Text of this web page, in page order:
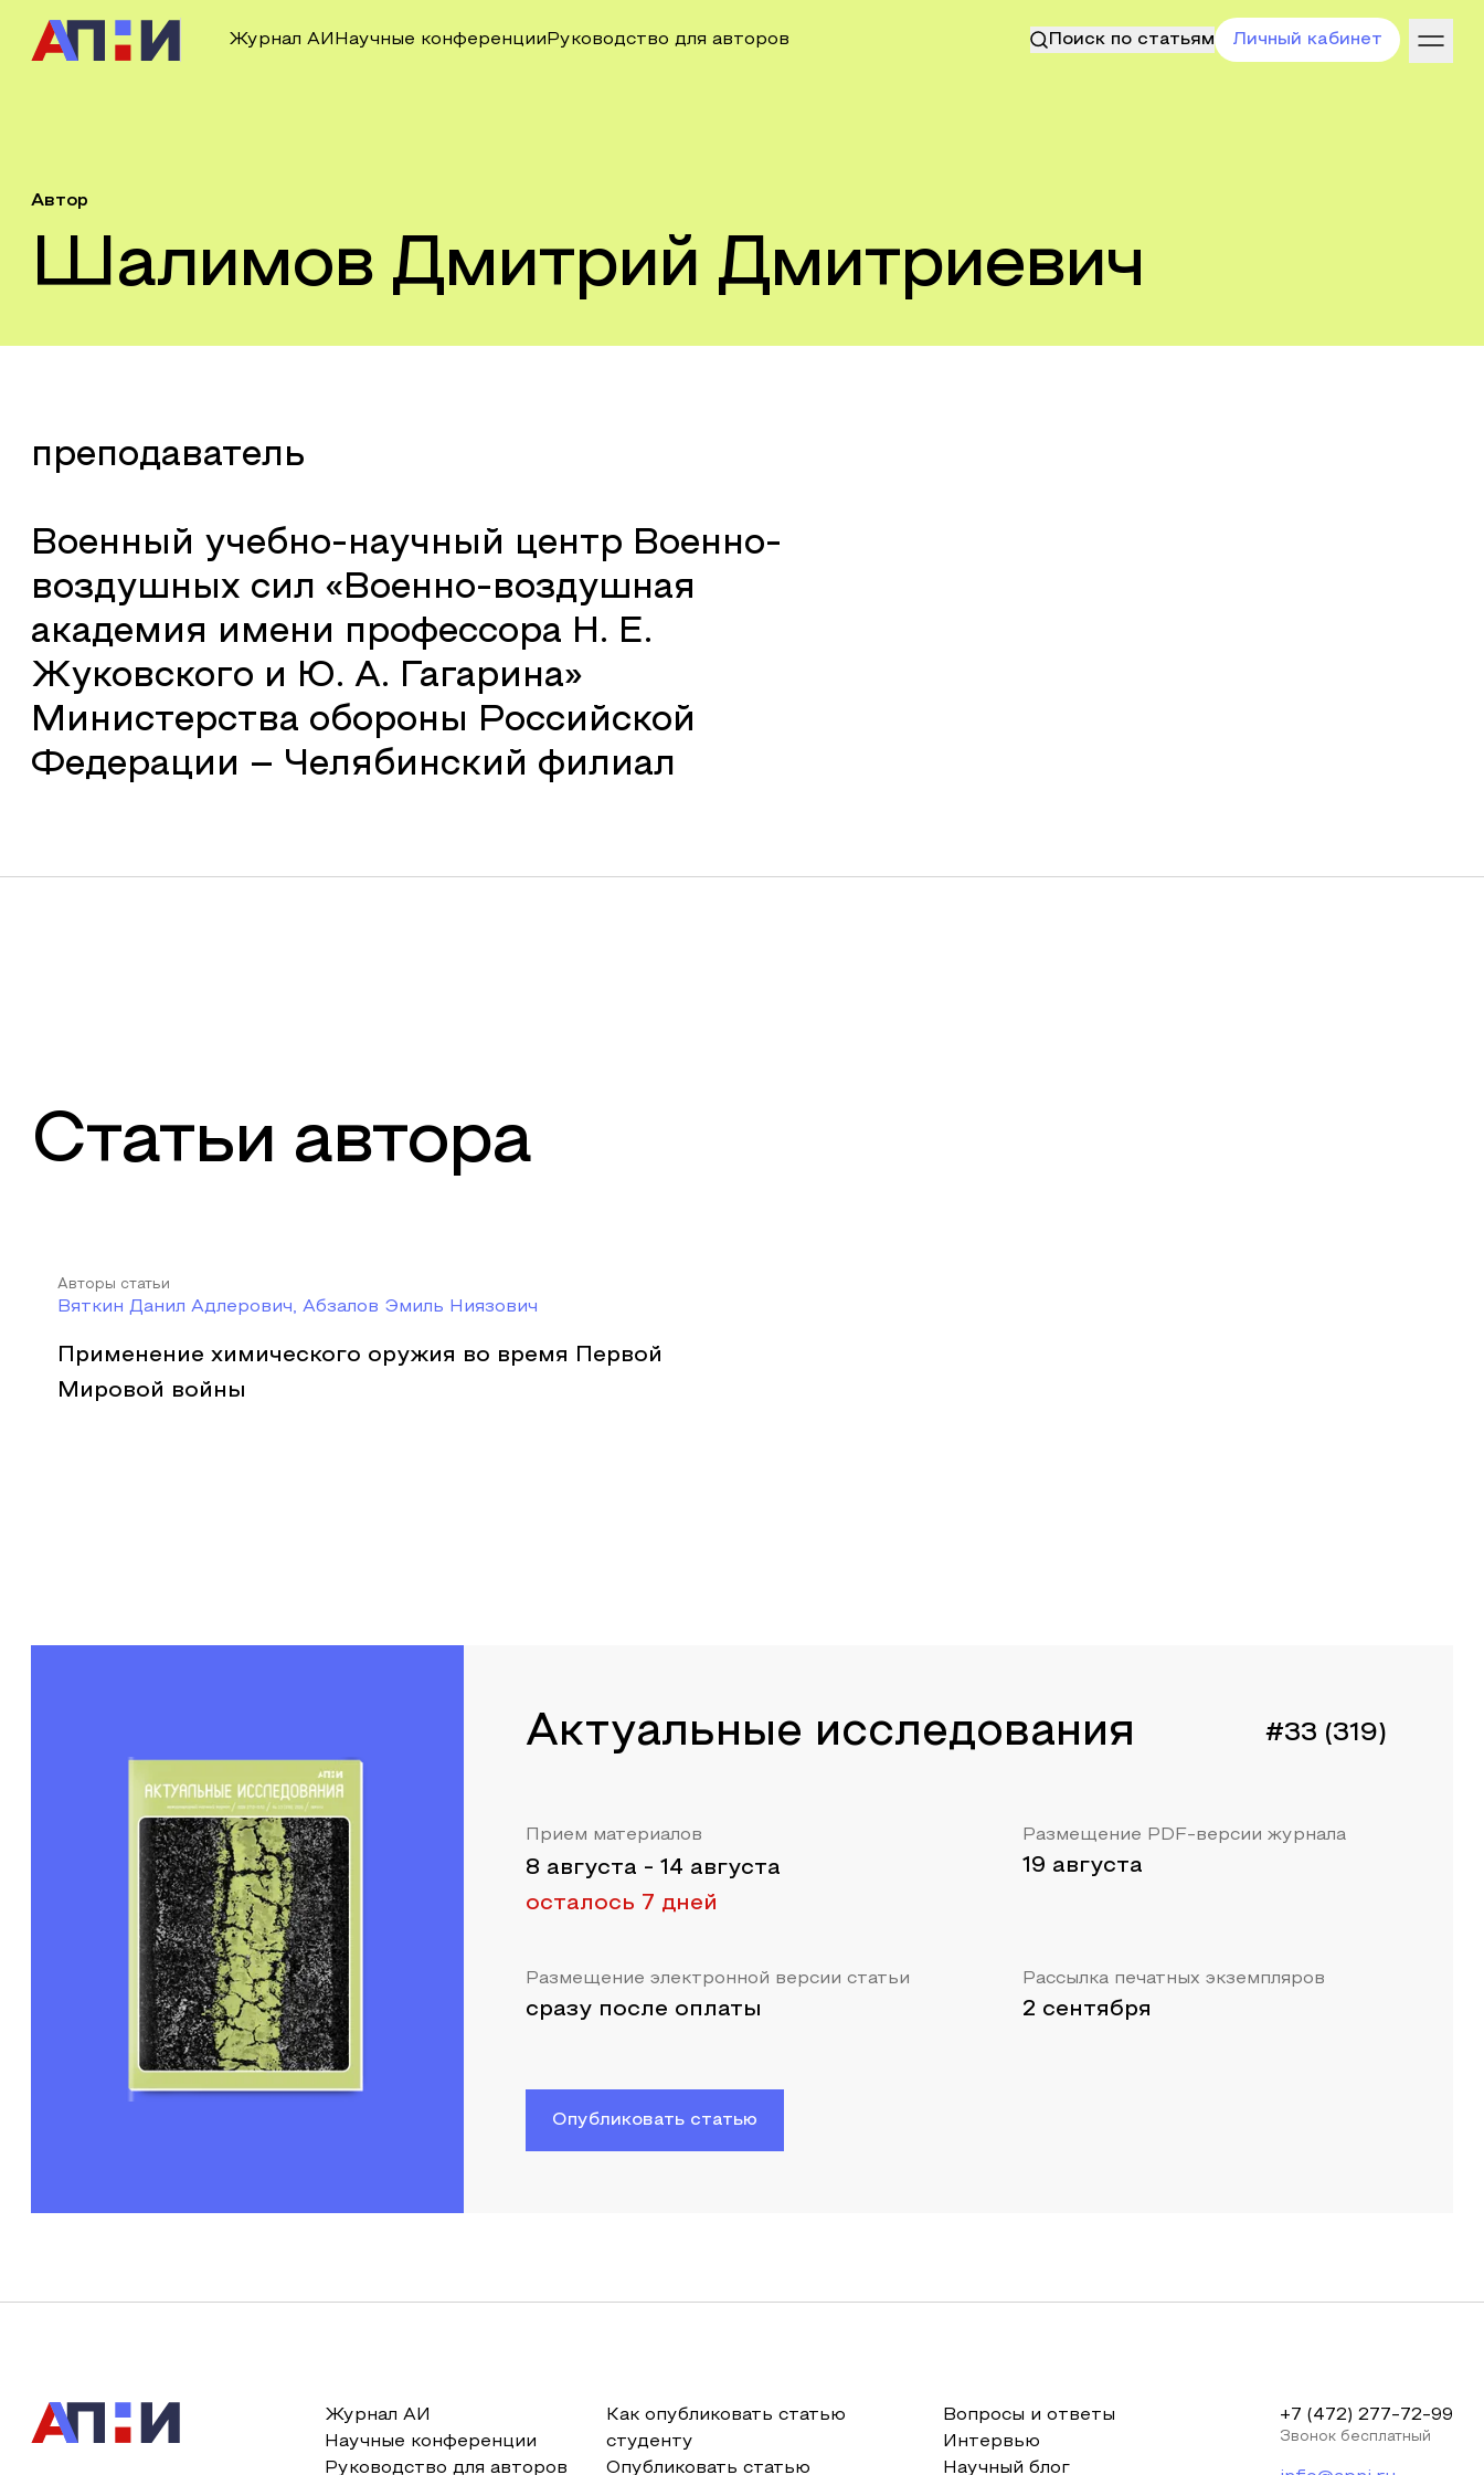
Журнал АИ Научные конференции Руководство для авторов Поиск по статьям Личный кабинет
Автор
Шалимов Дмитрий Дмитриевич
преподаватель
Военный учебно-научный центр Военно-
воздушных сил «Военно-воздушная
академия имени профессора Н. Е.
Жуковского и Ю. А. Гагарина»
Министерства обороны Российской
Федерации – Челябинский филиал
Статьи автора
Авторы статьи
Вяткин Данил Адлерович, Абзалов Эмиль Ниязович
Применение химического оружия во время Первой
Мировой войны
Актуальные исследования #33 (319)
Прием материалов
8 августа - 14 августа
осталось 7 дней
Размещение PDF-версии журнала
19 августа
Размещение электронной версии статьи
сразу после оплаты
Рассылка печатных экземпляров
2 сентября
Опубликовать статью
Журнал АИ
Научные конференции
Руководство для авторов
Как опубликовать статью
студенту
Опубликовать статью
Вопросы и ответы
Интервью
Научный блог
+7 (472) 277-72-99
Звонок бесплатный